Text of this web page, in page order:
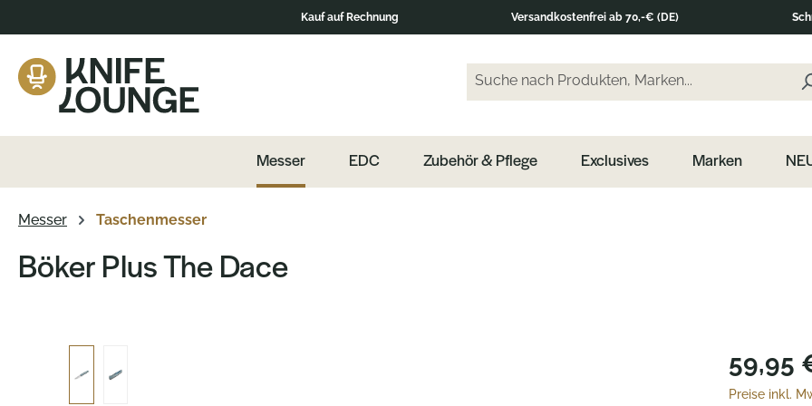
Zum Produktinhalt springenKauf auf Rechnung Versandkostenfrei ab 70,-€ (DE)
Suche nach Produkten, Marken...
Geben Sie einen Suchbegriff ein und drücken Sie
Messer EDC Zubehör & Pflege Exclusives Marken
Messer Taschenmesser
Böker Plus The Dace
59,95
Preise inkl.